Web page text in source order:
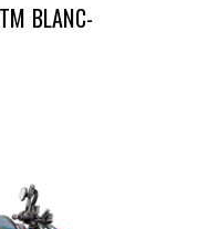
BLANC-